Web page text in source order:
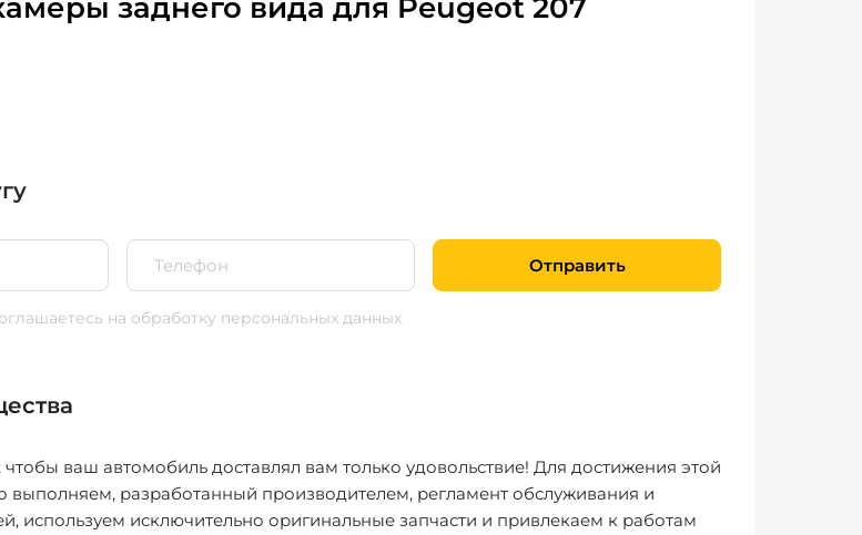
заднего вида для Peugeot 207
Отправить
на обработку персональных данных
ваш автомобиль доставлял вам только удовольствие! Для достижения этой
выполняем, разработанный производителем, регламент обслуживания и
используем исключительно оригинальные запчасти и привлекаем к работам